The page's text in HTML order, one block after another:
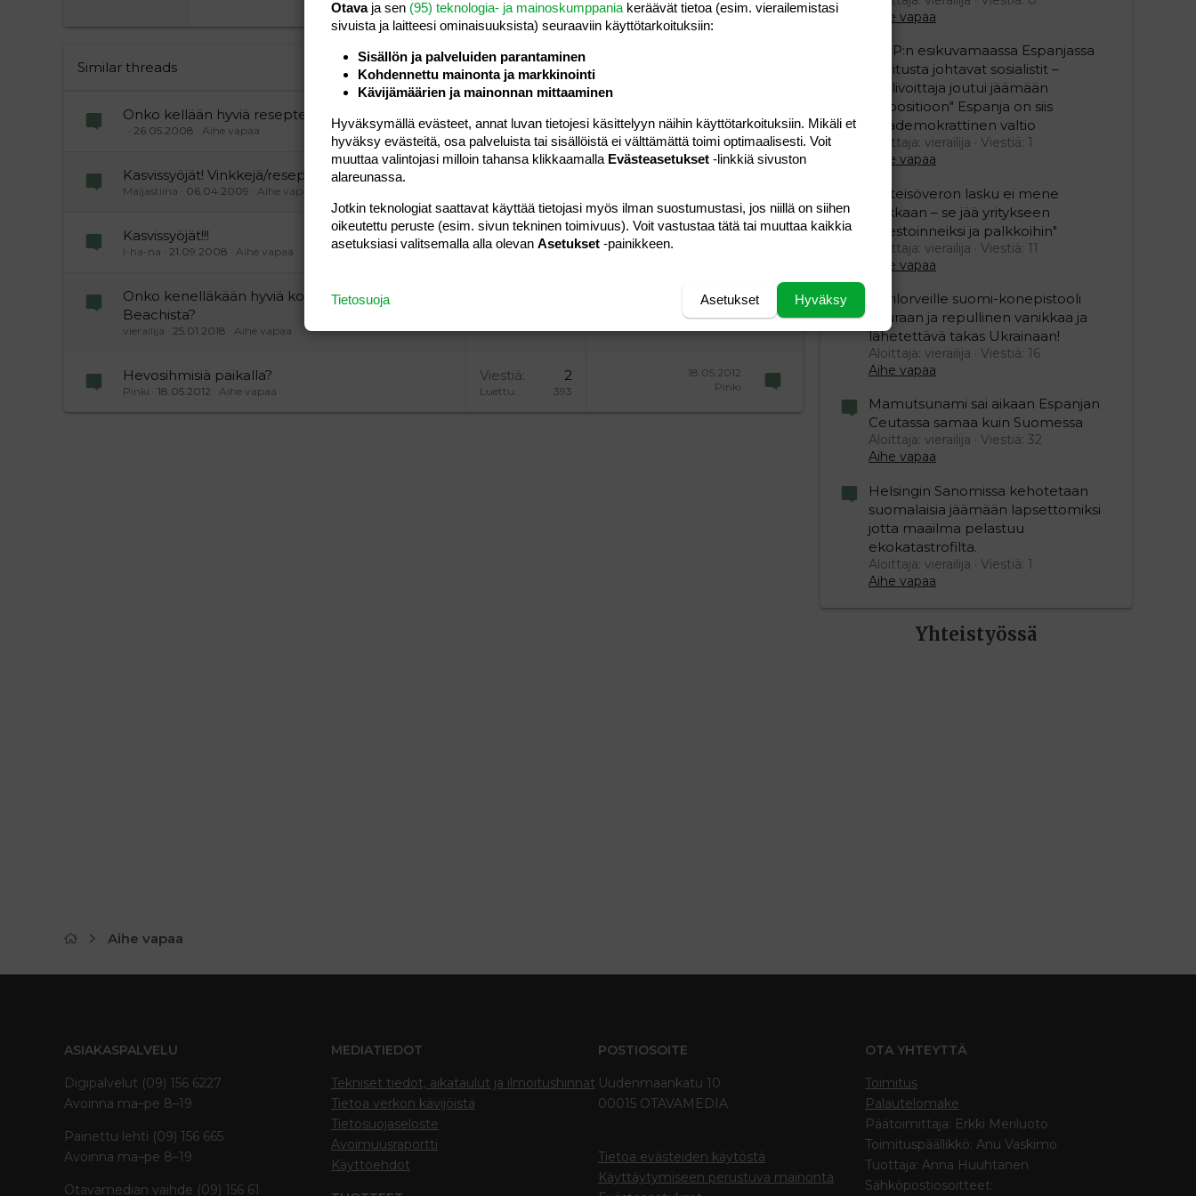
26
Times New Roman
Trebuchet MS
Similar threads
Onko kellään hyviä reseptejä?
26.05.2008 Aihe vapaa
Viestiä 8
Luettu 303
fanta
Kasvissyöjät! Vinkkejä/reseptejä illanistujaisiin.
Maijastiina 06.04.2009 Aihe vapaa
Kasvissyöjät!!!
I-ha-na 21.09.2008 Aihe vapaa
Viestiä 10
Luettu 437
21.09.2008
Onko kenelläkään hyviä kokemuksia Sunny
Beachista?
vierailija 25.01.2018 Aihe vapaa
25.01.2018
vierailija
Hevosihmisiä paikalla?
Pinki 18.05.2012 Aihe vapaa
Viestiä 2
Luettu 393
18.05.2012
Pinki
Aihe vapaa
"SDP:n esikuvamaassa Espanjassa
hallitusta johtavat sosialistit –
vaalivoittaja joutui jäämään
oppositioon" Espanja on siis
epädemokrattinen valtio
Aloittaja: vierailija
Viestiä: 1
Aihe vapaa
"Yhteisöveron lasku ei mene
hukkaan – se jää yritykseen
investoinneiksi ja palkkoihin"
Aloittaja: vierailija
Viestiä: 11
Aihe vapaa
Ukrilorveille suomi-konepistooli
kouraan ja repullinen vanikkaa ja
lähetettävä takas Ukrainaan!
Aloittaja: vierailija
Viestiä: 16
Aihe vapaa
Mamutsunami sai aikaan Espanjan
Ceutassa samaa kuin Suomessa
Aloittaja: vierailija
Viestiä: 32
Aihe vapaa
Helsingin Sanomissa kehotetaan
suomalaisia jäämään lapsettomiksi
jotta maailma pelastuu
ekokatastrofilta.
Aloittaja: vierailija
Viestiä: 1
Aihe vapaa
Yhteistyössä
Aihe vapaa
ASIAKASPALVELU
Digipalvelut (09) 156 6227
Avoinna ma–pe 8–19
Painettu lehti (09) 156 665
Avoinna ma–pe 8–19
Otavamedian vaihde (09) 156 61
MEDIATIEDOT
Tekniset tiedot, aikataulut ja ilmoitushinnat
Tietoa verkon kävijöistä
Tietosuojaseloste
Avoimuusraportti
Käyttöehdot
POSTIOSOITE
Uudenmaankatu 10
00015 OTAVAMEDIA
Tietoa evästeiden käytöstä
Käyttäytymiseen perustuva mainonta
OTA YHTEYTTÄ
Toimitus
Palautelomake
Päätoimittaja: Erkki Meriluoto
Toimituspäällikkö: Anu Vaskimo
Tuottaja: Anna Huuhtanen
Sähköpostiosoitteet:
Otavaja sen (95) teknologia- ja mainoskumppania keräävät tietoa (esim. vierailemis­tasi
sivuista ja laitteesi ominaisuuk­sista) seuraaviin käyttötarkoituksiin:
Sisällön ja palveluiden parantaminen
Kohdennettu mainonta ja markkinointi
Kävijämäärien ja mainonnan mittaaminen
Hyväksymällä evästeet, annat luvan tietojesi käsittelyyn näihin käyttötarkoituksiin. Mikäli et
hyväksy evästeitä, osa palveluista tai sisällöistä ei välttämättä toimi optimaalisesti. Voit
muuttaa valintojasi milloin tahansa klikkaamalla Evästeasetukset -linkkiä sivuston
alareunassa.
Jotkin teknologiat saattavat käyttää tietojasi myös ilman suostumustasi, jos niillä on siihen
oikeutettu peruste (esim. sivun tekninen toimivuus). Voit vastustaa tätä tai muuttaa kaikkia
asetuksiasi valitsemalla alla olevan Asetukset -painikkeen.
Hyväksy
Asetukset
Tietosuoja